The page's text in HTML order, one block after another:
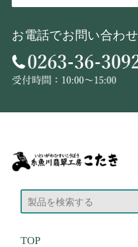
お電話でお問い合わせ
TOP